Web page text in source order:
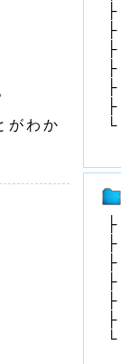
がわか
├
├
├
├
├
├
└
├
├
├
├
├
├
└